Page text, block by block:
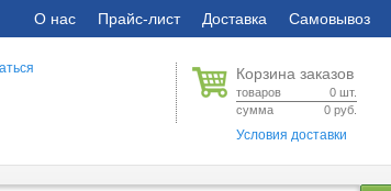
О нас Прайс-лист Доставка Самовывоз
Корзина заказов
товаров 0 шт.
сумма
0 руб.
Условия доставки